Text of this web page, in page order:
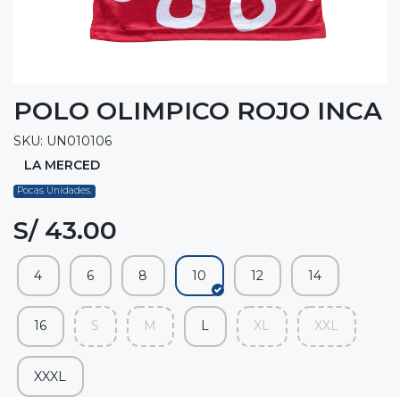
POLO OLIMPICO ROJO INCA
SKU: UN010106
LA MERCED
Pocas Unidades.
S/ 43.00
4 6 8 10 12 14
16 S M L XL XXL
XXXL